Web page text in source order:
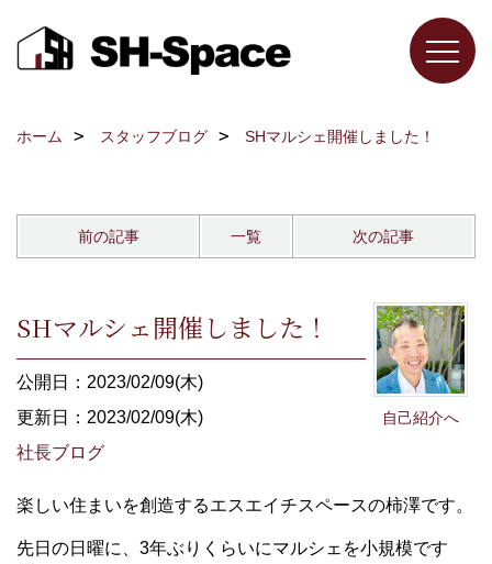
ホーム スタッフブログ SHマルシェ開催しました！
前の記事 一覧 次の記事
自己紹介へ
SHマルシェ開催しました！
公開日：2023/02/09(木)
更新日：2023/02/09(木)
社長ブログ
楽しい住まいを創造するエスエイチスペースの柿澤です。
先日の日曜に、3年ぶりくらいにマルシェを小規模です